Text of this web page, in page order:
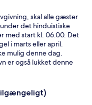
skal alle gæster
det hinduistiske
med start kl. 06.00. Det
i marts eller april.
mulig denne dag.
er også lukket denne